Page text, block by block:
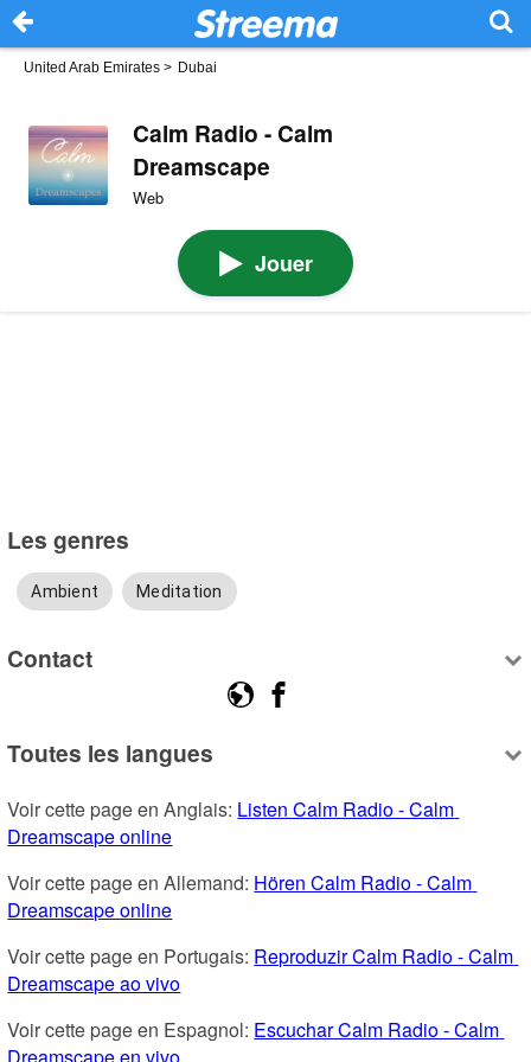
United Arab Emirates > Dubai
Calm Radio - Calm
Dreamscape
Web
Jouer
Les genres
Ambient Meditation
Contact
Toutes les langues
Voir cette page en Anglais: Listen Calm Radio - Calm
Dreamscape online
Voir cette page en Allemand: Hören Calm Radio - Calm
Dreamscape online
Voir cette page en Portugais: Reproduzir Calm Radio - Calm
Dreamscape ao vivo
Voir cette page en Espagnol: Escuchar Calm Radio - Calm
Dreamscape en vivo